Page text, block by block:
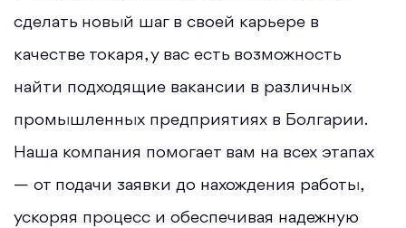
сделать новый шаг в своей карьере в
качестве токаря, у вас есть возможность
найти подходящие вакансии в различных
промышленных предприятиях в Болгарии.
Наша компания помогает вам на всех этапах
— от подачи заявки до нахождения работы,
ускоряя процесс и обеспечивая надежную